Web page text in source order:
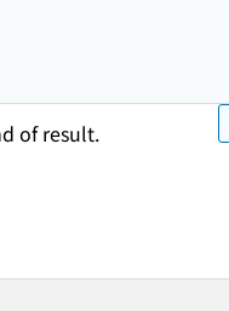
of result.